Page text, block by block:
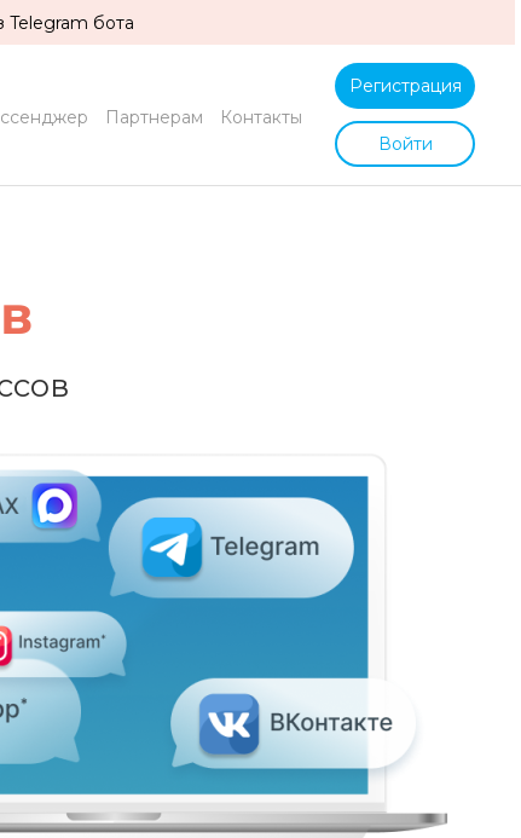
Telegram бота
Партнерам Контакты
Регистрация
Войти